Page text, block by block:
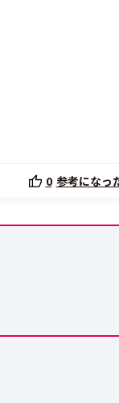
0 参考になっ